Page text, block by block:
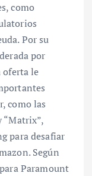
como
Por su
por
oferta le
como las
“Matrix”,
para desafiar
Según
Paramount